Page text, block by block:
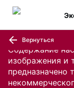
Содержание
изображения и
предназначено
Вернуться